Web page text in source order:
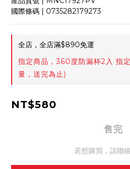
國際條碼 | 0735282179273
全店，全店滿$890免運
指定商品，360度防漏杯2入 指
量，送完為止)
NT$580
售完
若想購買，請聯絡